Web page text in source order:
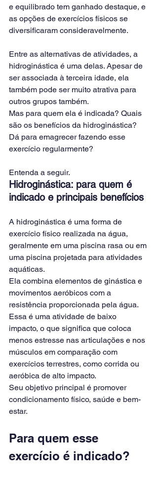
e equilibrado tem ganhado destaque, e
as opções de exercícios físicos se
diversificaram consideravelmente.
Entre as alternativas de atividades, a
hidroginástica é uma delas. Apesar de
ser associada à terceira idade, ela
também pode ser muito atrativa para
outros grupos também.
Mas para quem ela é indicada? Quais
são os benefícios da hidroginástica?
Dá para emagrecer fazendo esse
exercício regularmente?
Entenda a seguir.
Hidroginástica: para quem é
indicado e principais benefícios
A hidroginástica é uma forma de
exercício físico realizada na água,
geralmente em uma piscina rasa ou em
uma piscina projetada para atividades
aquáticas.
Ela combina elementos de ginástica e
movimentos aeróbicos com a
resistência proporcionada pela água.
Essa é uma atividade de baixo
impacto, o que significa que coloca
menos estresse nas articulações e nos
músculos em comparação com
exercícios terrestres, como corrida ou
aeróbica de alto impacto.
Seu objetivo principal é promover
condicionamento físico, saúde e bem-
estar.
Para quem esse
exercício é indicado?